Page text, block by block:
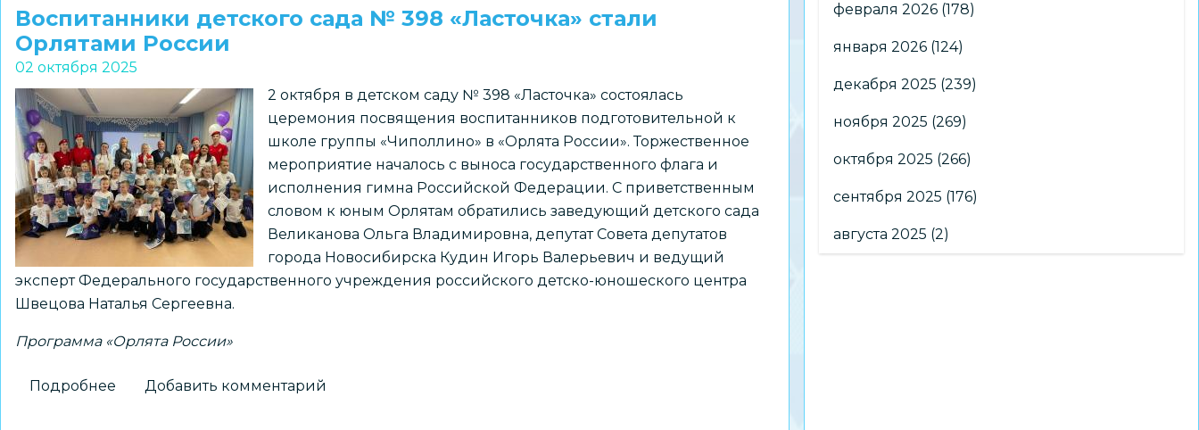
первоклассников
школы
№
стали
Орлятами
России
Воспитанники детского сада № 398 «Ласточка» стали
Орлятами России
02 октября 2025
2 октября в детском саду № 398 «Ласточка» состоялась
церемония посвящения воспитанников подготовительной к
школе группы «Чиполлино» в «Орлята России». Торжественное
мероприятие началось с выноса государственного флага и
исполнения гимна Российской Федерации. С приветственным
словом к юным Орлятам обратились заведующий детского сада
Великанова Ольга Владимировна, депутат Совета депутатов
города Новосибирска Кудин Игорь Валерьевич и ведущий
эксперт Федерального государственного учреждения российского детско-юношеского центра
Швецова Наталья Сергеевна.
Программа «Орлята России»
Подробнее Добавить комментарий
февраля 2026 (178)
января 2026 (124)
декабря 2025 (239)
ноября 2025 (269)
октября 2025 (266)
сентября 2025 (176)
августа 2025 (2)